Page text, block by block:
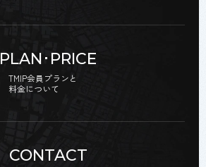
PLAN･PRICE
TMIP会員プランと
料金について
CONTACT